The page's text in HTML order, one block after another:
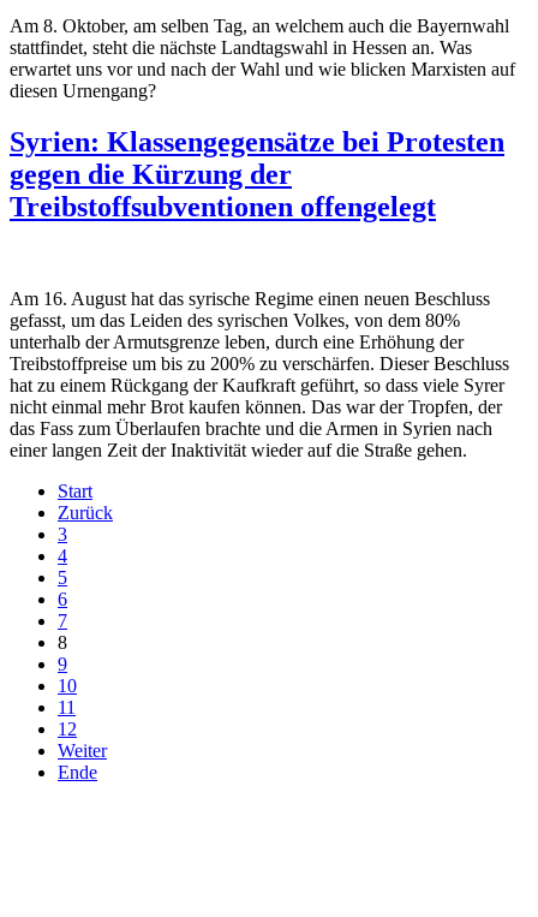
Am 8. Oktober, am selben Tag, an welchem auch die Bayernwahl
stattfindet, steht die nächste Landtagswahl in Hessen an. Was
erwartet uns vor und nach der Wahl und wie blicken Marxisten auf
diesen Urnengang?
Syrien: Klassengegensätze bei Protesten
gegen die Kürzung der
Treibstoffsubventionen offengelegt
Am 16. August hat das syrische Regime einen neuen Beschluss
gefasst, um das Leiden des syrischen Volkes, von dem 80%
unterhalb der Armutsgrenze leben, durch eine Erhöhung der
Treibstoffpreise um bis zu 200% zu verschärfen. Dieser Beschluss
hat zu einem Rückgang der Kaufkraft geführt, so dass viele Syrer
nicht einmal mehr Brot kaufen können. Das war der Tropfen, der
das Fass zum Überlaufen brachte und die Armen in Syrien nach
einer langen Zeit der Inaktivität wieder auf die Straße gehen.
Start
Zurück
3
4
5
6
7
8
9
10
11
12
Weiter
Ende